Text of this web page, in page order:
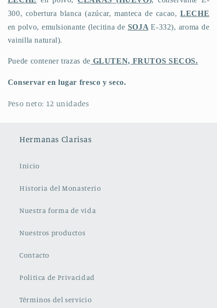
300, cobertura blanca(azúcar, manteca de cacao,LECHE
en polvo, emulsionante (lecitina de SOJA E-332), aroma de
vainilla natural).
Puede contener trazas de GLUTEN, FRUTOS SECOS.
Conservar en lugar fresco y seco.
Peso neto: 12 unidades
Hermanas Clarisas
Inicio
Historia del Monasterio
Nuestra forma de vida
Nuestros productos
Contacto
Politica de Privacidad
Términos del servicio